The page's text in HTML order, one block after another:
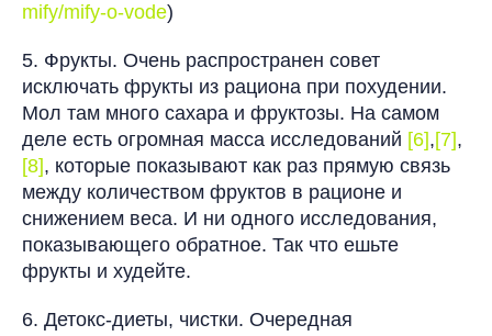
mify/mify-o-vode)
5. Фрукты. Очень распространен совет
исключать фрукты из рациона при похудении.
Мол там много сахара и фруктозы. На самом
деле есть огромная масса исследований [6],[7],
[8], которые показывают как раз прямую связь
между количеством фруктов в рационе и
снижением веса. И ни одного исследования,
показывающего обратное. Так что ешьте
фрукты и худейте.
6. Детокс-диеты, чистки. Очередная